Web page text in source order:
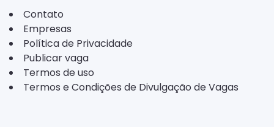
Contato
Empresas
Política de Privacidade
Publicar vaga
Termos de uso
Termos e Condições de Divulgação de Vagas